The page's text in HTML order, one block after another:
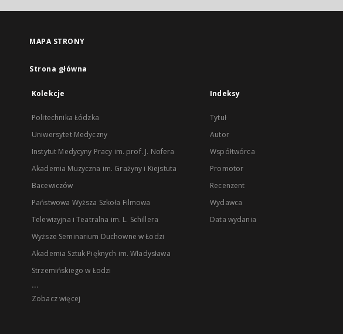
MAPA STRONY
Strona główna
Kolekcje
Politechnika Łódzka
Uniwersytet Medyczny
Instytut Medycyny Pracy im. prof. J. Nofera
Akademia Muzyczna im. Grażyny i Kiejstuta
Bacewiczów
Państwowa Wyższa Szkoła Filmowa
Telewizyjna i Teatralna im. L. Schillera
Wyższe Seminarium Duchowne w Łodzi
Akademia Sztuk Pięknych im. Władysława
Strzemińskiego w Łodzi
...
Zobacz więcej
Indeksy
Tytuł
Autor
Współtwórca
Promotor
Recenzent
Wydawca
Data wydania